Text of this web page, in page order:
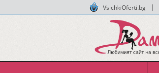
VsichkiOferti.bg